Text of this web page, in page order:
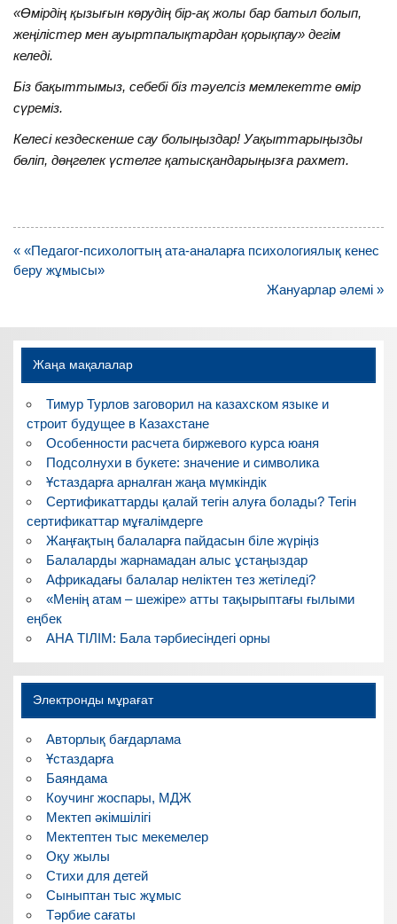
«Өмірдің қызығын көрудің бір-ақ жолы бар батыл болып,
жеңілістер мен ауыртпалықтардан қорықпау» дегім
келеді.
Біз бақыттымыз, себебі біз тәуелсіз мемлекетте өмір
сүреміз.
Келесі кездескенше сау болыңыздар! Уақыттарыңызды
бөліп, дөңгелек үстелге қатысқандарыңызға рахмет.
Навигация
по
« «Педагог-психологтың ата-аналарға психологиялық кенес
беру жұмысы»
Жануарлар әлемі »
Жаңа мақалалар
Тимур Турлов заговорил на казахском языке и
строит будущее в Казахстане
Особенности расчета биржевого курса юаня
Подсолнухи в букете: значение и символика
Ұстаздарға арналған жаңа мүмкіндік
Сертификаттарды қалай тегін алуға болады? Тегін
сертификаттар мұғалімдерге
Жаңғақтың балаларға пайдасын біле жүріңіз
Балаларды жарнамадан алыс ұстаңыздар
Африкадағы балалар неліктен тез жетіледі?
«Менің атам – шежіре» атты тақырыптағы ғылыми
еңбек
АНА ТІЛІМ: Бала тәрбиесіндегі орны
Электронды мұрағат
Авторлық бағдарлама
Ұстаздарға
Баяндама
Коучинг жоспары, МДЖ
Мектеп әкімшілігі
Мектептен тыс мекемелер
Оқу жылы
Стихи для детей
Сыныптан тыс жұмыс
Тәрбие сағаты